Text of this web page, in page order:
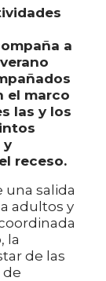
a
el marco
las y los
y
receso.
una salida
adultos y
la
de las
de